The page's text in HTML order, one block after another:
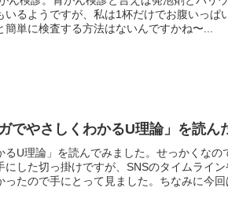
いるようですが、私は1杯だけでお腹いっぱ
単に検査する方法はないんですかね〜...
でやさしくわかるU理論」を読ん
るU理論」を読んでみました。せっかくな
にした切っ掛けですが、SNSのタイムライン
たので手にとって見ました。ちなみに今回